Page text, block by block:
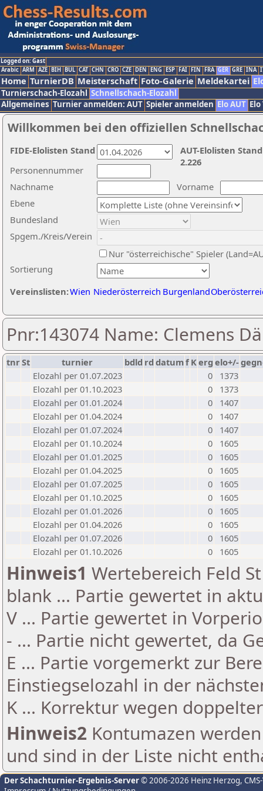
Logged on: Gast
Arabic ARM AZE BIH BUL CAT CHN CRO CZE DEN ENG ESP FAI FIN FRA GER GRE INA
Home TurnierDB Meisterschaft Foto-Galerie Meldekartei
Turnierschach-Elozahl Schnellschach-Elozahl
Allgemeines Turnier anmelden: AUT Spieler anmelden Elo AUT
Willkommen bei den offiziellen
Nachname
Vorname
Ebene
Sortierung
Personennummer
Bundesland
Spgem./Kreis/Verein
Nur "österreichische" Spieler
Vereinslisten:Wien Niederösterreich Burgenland
AUT-Elolisten
2.226
FIDE-Elolisten Stand
Pnr:143074 Name: Clemens
tnrSt turnier bdld rd datumf Kerg elo+/-
Elozahl per 01.07.2023
0
1373
Elozahl per 01.10.2023
0
1373
Elozahl per 01.01.2024
0
1407
Elozahl per 01.04.2024
0
1407
Elozahl per 01.07.2024
0
1407
Elozahl per 01.10.2024
0
1605
Elozahl per 01.01.2025
0
1605
Elozahl per 01.04.2025
0
1605
Elozahl per 01.07.2025
0
1605
Elozahl per 01.10.2025
0
1605
Elozahl per 01.01.2026
0
1605
Elozahl per 01.04.2026
0
1605
Elozahl per 01.07.2026
0
1605
Elozahl per 01.10.2026
0 1605
Hinweis1 Wertebereich Feld
blank ... Partie gewertet in
V ... Partie gewertet in
- ... Partie nicht gewertet, da
E ... Partie vorgemerkt zur
Einstiegselozahl in der
K ... Korrektur wegen
Hinweis2 Kontumazen
und sind in der Liste nicht
Der Schachturnier-Ergebnis-Server© 2006-2026 Heinz Herzog,